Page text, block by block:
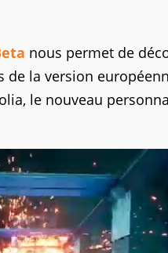
nous permet de
de la version
le nouveau